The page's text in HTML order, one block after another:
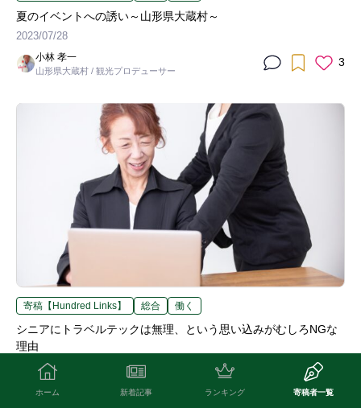
ホーム 新着記事 ランキング 寄稿者一覧
夏のイベントへの誘い～山形県大蔵村～
2023/07/28
小林 孝一
山形県大蔵村 / 観光プロデューサー
3
寄稿【Hundred Links】 総合 働く
シニアにトラベルテックは無理、という思い込みがむしろNGな
理由
2023/07/29
中島 康恵